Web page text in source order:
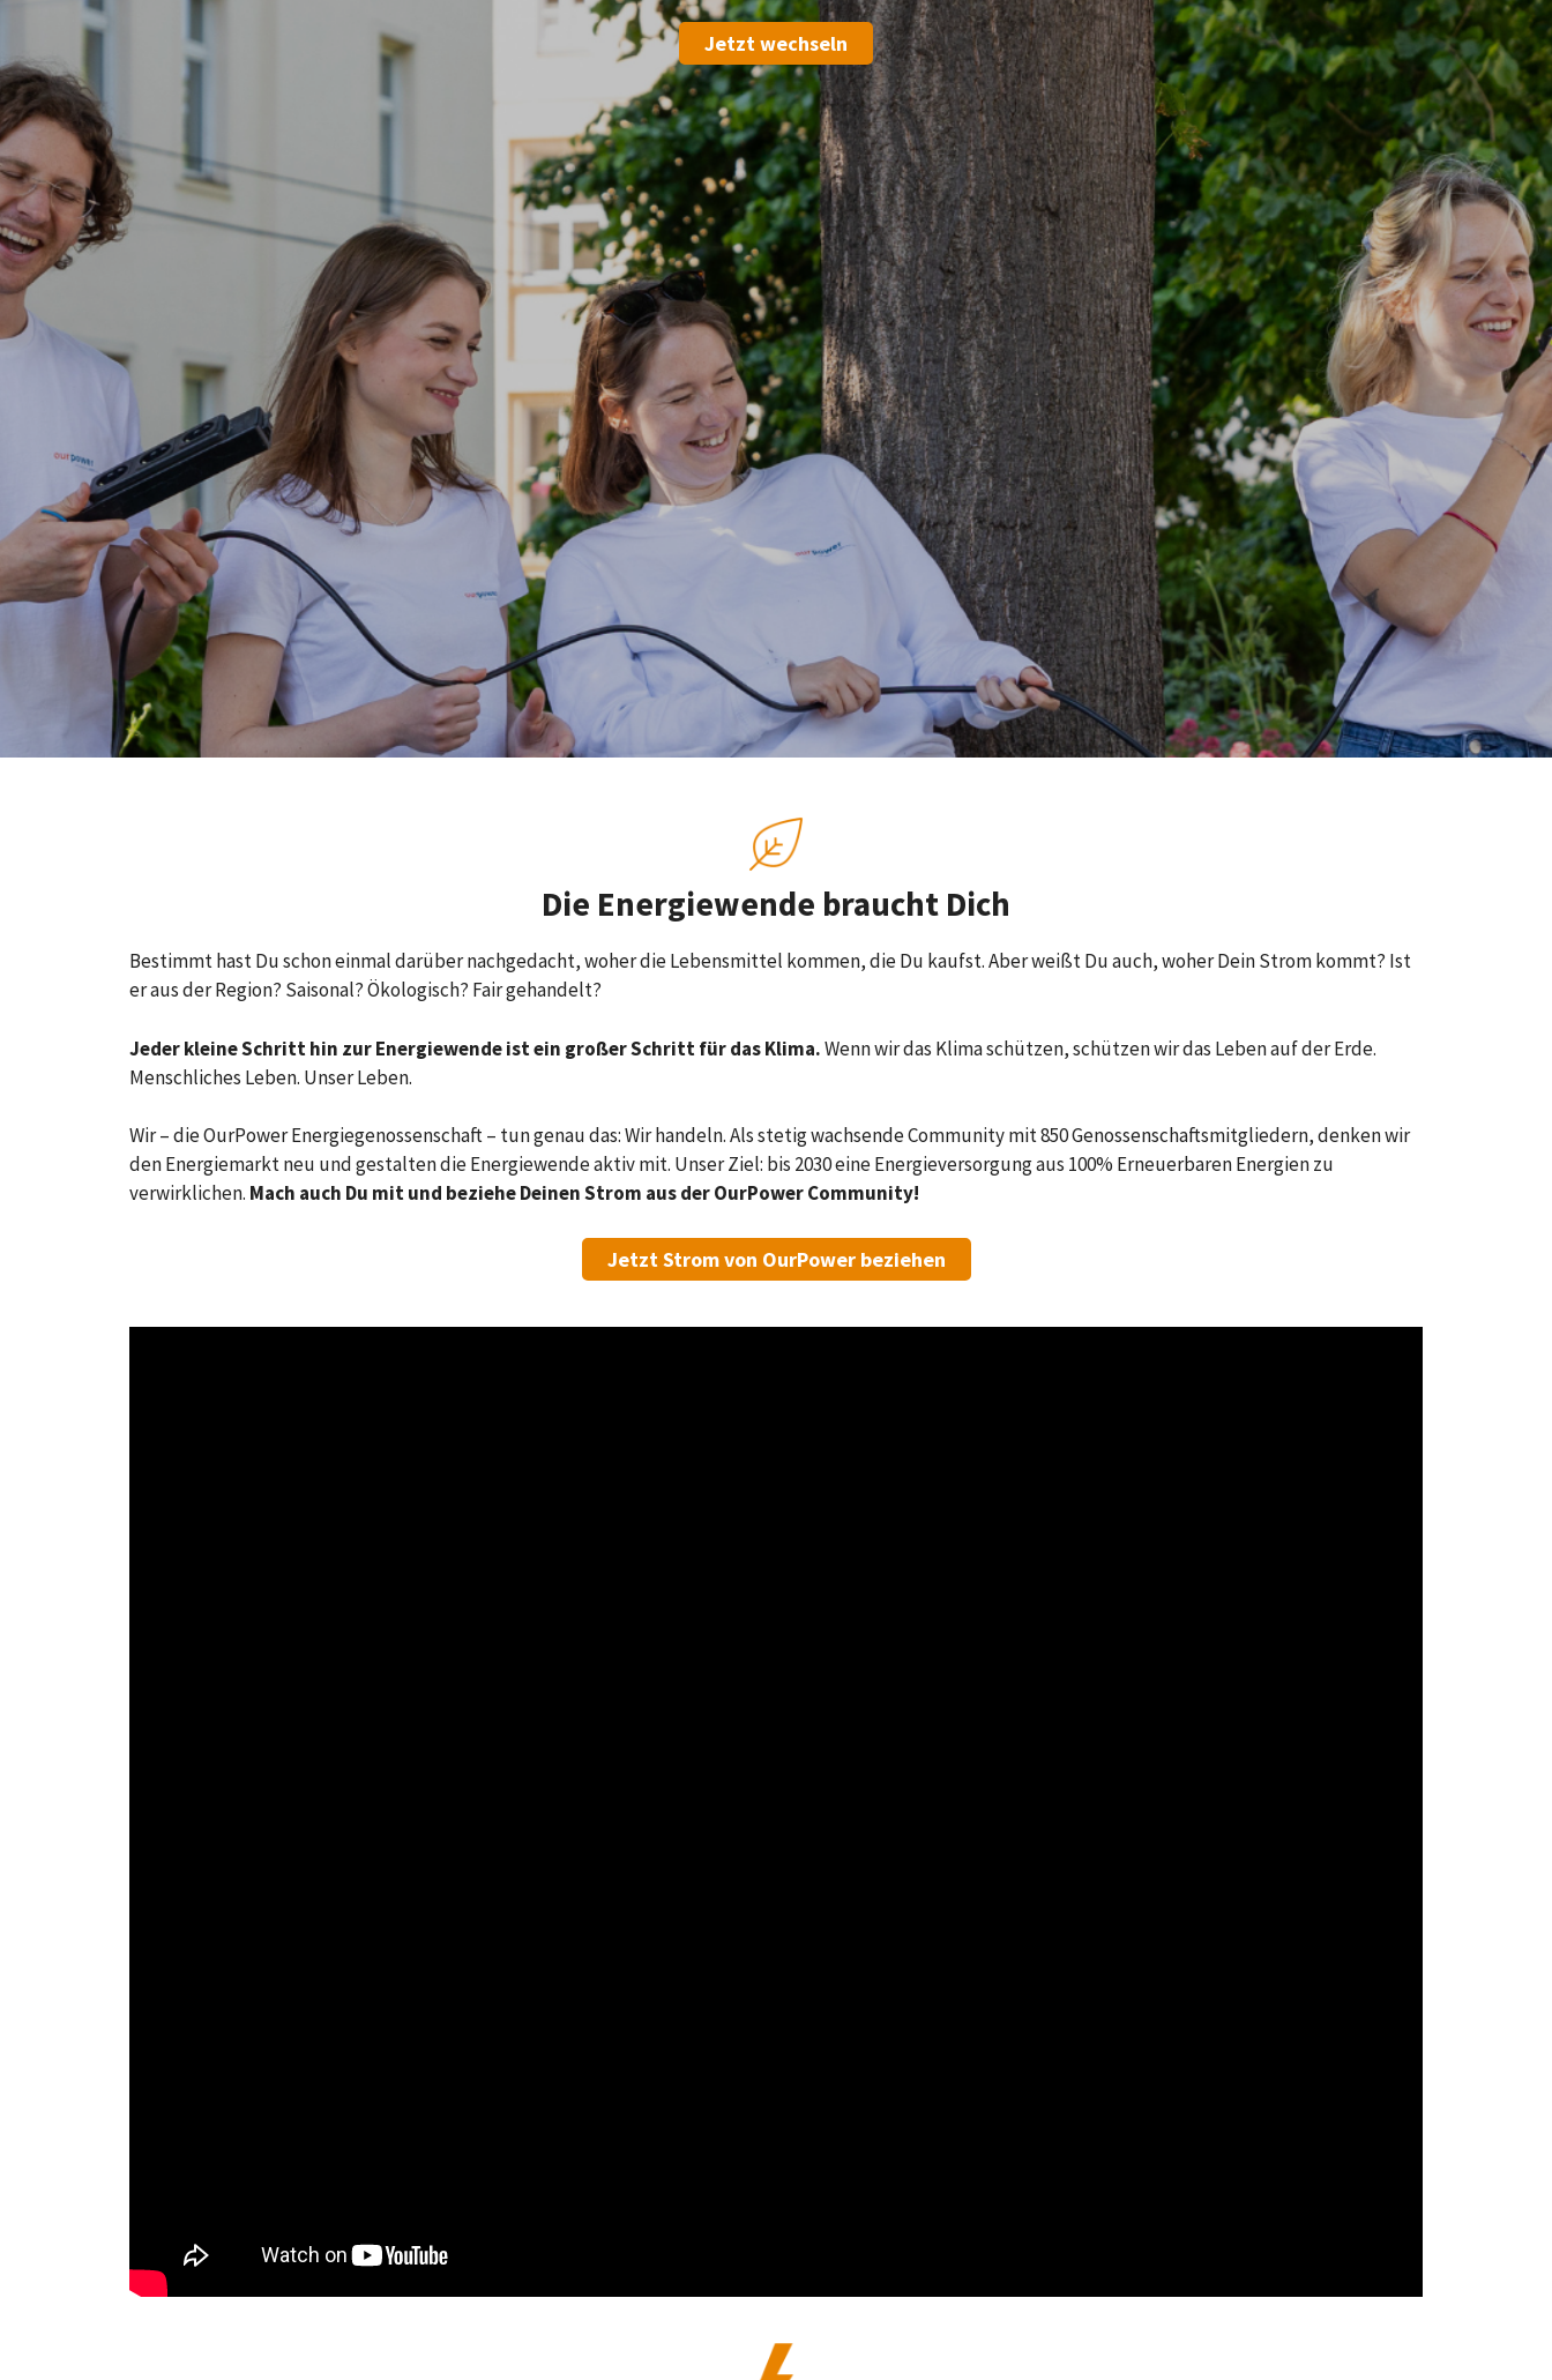
Jetzt wechseln
Die Energiewende braucht Dich
Bestimmt hast Du schon einmal darüber nachgedacht, woher die Lebensmittel kommen, die Du kaufst. Aber weißt Du auch, woher Dein Strom kommt? Ist
er aus der Region? Saisonal? Ökologisch? Fair gehandelt?
Jeder kleine Schritt hin zur Energiewende ist ein großer Schritt für das Klima.Wenn wir das Klima schützen, schützen wir das Leben auf der Erde.
Menschliches Leben. Unser Leben.
Wir – die OurPower Energiegenossenschaft – tun genau das: Wir handeln. Als stetig wachsende Community mit 850 Genossenschaftsmitgliedern, denken wir
den Energiemarkt neu und gestalten die Energiewende aktiv mit. Unser Ziel: bis 2030 eine Energieversorgung aus 100% Erneuerbaren Energien zu
verwirklichen. Mach auch Du mit und beziehe Deinen Strom aus der OurPower Community!
Jetzt Strom von OurPower beziehen